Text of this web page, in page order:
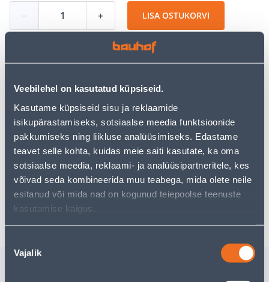
Veebilehel on kasutatud küpsiseid.
Kasutame küpsiseid sisu ja reklaamide
isikupärastamiseks, sotsiaalse meedia funktsioonide
pakkumiseks ning liikluse analüüsimiseks. Edastame
teavet selle kohta, kuidas meie saiti kasutate, ka oma
sotsiaalse meedia, reklaami- ja analüüsipartneritele, kes
võivad seda kombineerida muu teabega, mida olete neile
esitanud või mida nad on kogunud teiepoolse teenuste
kasutamise käigus.
valik
Vajalik
− + LISA OSTUKORVI
• 2-taktilise mootori õli.
• Kogus 1 l.
• 14-päevane tagastusõigus.
Eeldatav kojuvedu 3,69 € al. 2-5 tööpäeva
Poest kätte, alates 06.08.2026